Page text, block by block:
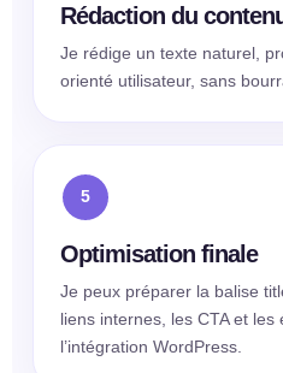
Rédaction du
Je rédige un texte naturel,
orienté utilisateur, sans
Optimisation finale
Je peux préparer la balise
liens internes, les CTA et
l’intégration WordPress.